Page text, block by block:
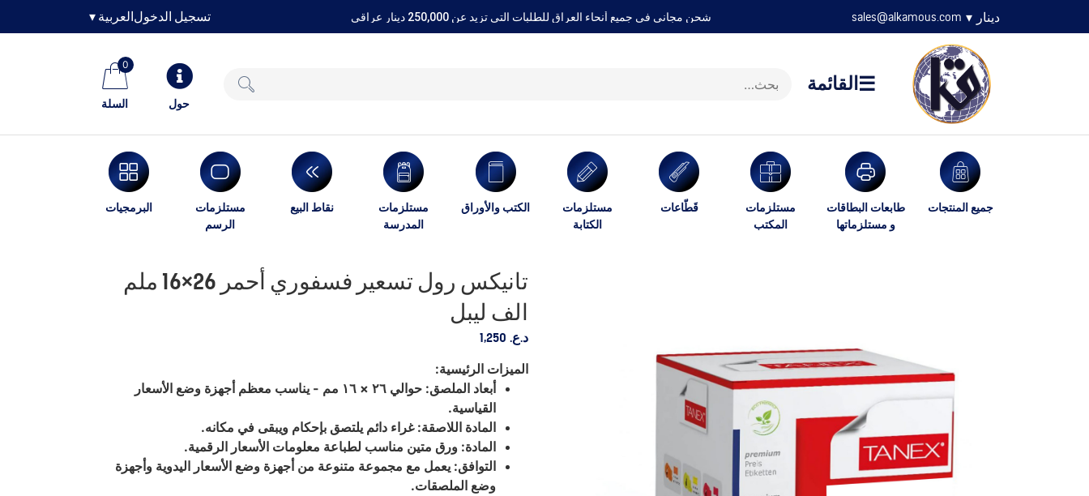
دينار ▾
sales@alkamous.com شحن مجاني في جميع أنحاء العراق للطلبات التي تزيد عن 250,000 دينار عراقي تسجيل الدخول العربية ▾
☰ القائمة
حول
0
السلة
جميع المنتجات
طابعات البطاقات
و مستلزماتها
مستلزمات
المكتب
قَطّاعات
مستلزمات
الكتابة
الكتب والأوراق
مستلزمات
المدرسة
نقاط البيع
مستلزمات
الرسم
البرمجيات
تانيكس رول تسعير فسفوري أحمر 26×16 ملم
الف ليبل
د.ع.
الميزات الرئيسية:
أبعاد الملصق: حوالي ٢٦ × ١٦ مم - يناسب معظم أجهزة وضع الأسعار
القياسية.
المادة اللاصقة: غراء دائم يلتصق بإحكام ويبقى في مكانه.
المادة: ورق متين مناسب لطباعة معلومات الأسعار الرقمية.
التوافق: يعمل مع مجموعة متنوعة من أجهزة وضع الأسعار اليدوية وأجهزة
وضع الملصقات.